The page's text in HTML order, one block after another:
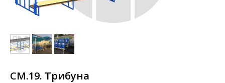
СМ.19. Трибуна